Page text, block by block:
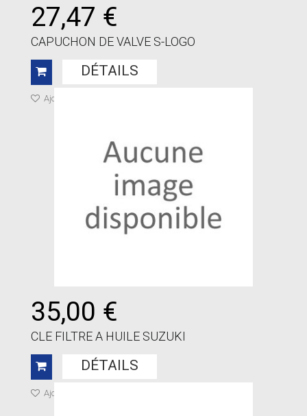
27,47 €
CAPUCHON DE VALVE S-LOGO
DÉTAILS
Ajouter à ma liste de cadeaux
35,00 €
CLE FILTRE A HUILE SUZUKI
DÉTAILS
Ajouter à ma liste de cadeaux